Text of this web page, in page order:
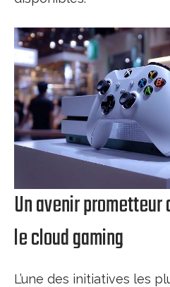
Un avenir prometteur
le cloud gaming
L’une des initiatives les